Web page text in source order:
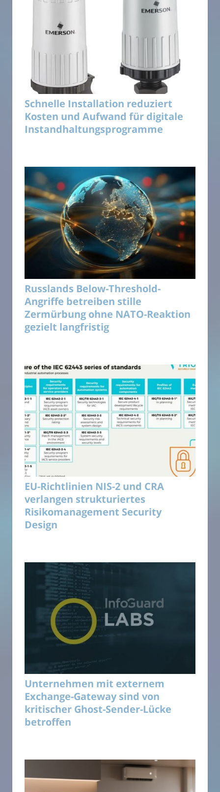
Schnelle Installation reduziert
Kosten und Aufwand für digitale
Instandhaltungsprogramme
Russlands Below-Threshold-
Angriffe betreiben stille
Zermürbung ohne NATO-Reaktion
gezielt langfristig
EU-Richtlinien NIS-2 und CRA
verlangen strukturiertes
Risikomanagement Security
Design
Unternehmen mit externem
Exchange-Gateway sind von
kritischer Ghost-Sender-Lücke
betroffen